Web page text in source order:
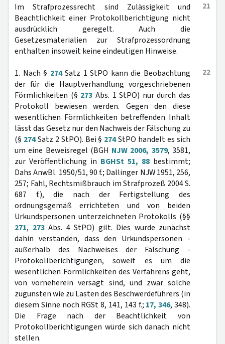
21
Im Strafprozessrecht sind Zulässigkeit und
Beachtlichkeit einer Protokollberichtigung nicht
ausdrücklich geregelt. Auch die
Gesetzesmaterialien zur Strafprozessordnung
enthalten insoweit keine eindeutigen Hinweise.
22
1. Nach § 274Satz 1 StPO kann die Beobachtung
der für die Hauptverhandlung vorgeschriebenen
Förmlichkeiten (§ 273 Abs. 1 StPO) nur durch das
Protokoll bewiesen werden. Gegen den diese
wesentlichen Förmlichkeiten betreffenden Inhalt
lässt das Gesetz nur den Nachweis der Fälschung zu
(§ 274Satz 2 StPO). Bei § 274StPO handelt es sich
um eine Beweisregel (BGH NJW 2006, 3579, 3581,
zur Veröffentlichung in BGHSt 51, 88 bestimmt;
Dahs AnwBl. 1950/51, 90 f.; Dallinger NJW 1951, 256,
257; Fahl, Rechtsmißbrauch im Strafprozeß 2004 S.
687 f.), die nach der Fertigstellung des
ordnungsgemäß errichteten und von beiden
Urkundspersonen unterzeichneten Protokolls (§§
271, 273Abs. 4 StPO) gilt. Dies wurde zunächst
dahin verstanden, dass den Urkundspersonen -
außerhalb des Nachweises der Fälschung -
Protokollberichtigungen, soweit es um die
wesentlichen Förmlichkeiten des Verfahrens geht,
von vorneherein versagt sind, und zwar solche
zugunsten wie zu Lasten des Beschwerdeführers (in
diesem Sinne noch RGSt 8, 141, 143 f.; 17, 346, 348).
Die Frage nach der Beachtlichkeit von
Protokollberichtigungen würde sich danach nicht
stellen.